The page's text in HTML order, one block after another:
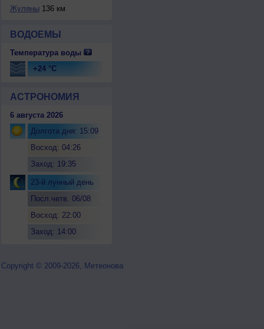
Жуляны136 км
ВОДОЕМЫ
Температура воды
+24 °C
АСТРОНОМИЯ
6 августа 2026
Долгота дня: 15:09
Восход: 04:26
Заход: 19:35
23-й лунный день
Посл.четв. 06/08
Восход: 22:00
Заход: 14:00
Copyright © 2009-2026, Метеонова